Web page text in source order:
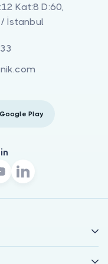
Kat:8 D:60,
İstanbul
Google Play